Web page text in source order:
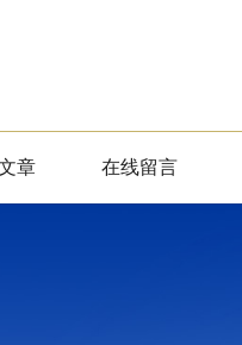
章 在线留言